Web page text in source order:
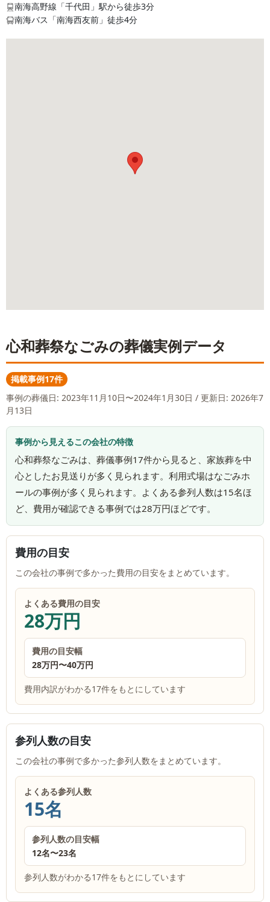
南海高野線「千代田」駅から徒歩3分
南海バス「南海西友前」徒歩4分
心和葬祭なごみの葬儀実例データ
掲載事例17件
事例の葬儀日: 2023年11月10日〜2024年1月30日 / 更新日: 2026年7
月13日
事例から見えるこの会社の特徴
心和葬祭なごみは、葬儀事例17件から見ると、家族葬を中
心としたお見送りが多く見られます。利用式場はなごみホ
ールの事例が多く見られます。よくある参列人数は15名ほ
ど、費用が確認できる事例では28万円ほどです。
費用の目安
この会社の事例で多かった費用の目安をまとめています。
よくある費用の目安
28万円
費用の目安幅
28万円〜40万円
費用内訳がわかる17件をもとにしています
参列人数の目安
この会社の事例で多かった参列人数をまとめています。
よくある参列人数
15名
参列人数の目安幅
12名〜23名
参列人数がわかる17件をもとにしています